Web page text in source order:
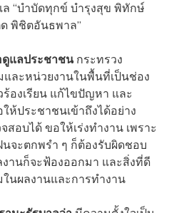
“บำบัดทุกข์ บำรุงสุข พิทักษ์
พิชิตอันธพาล”
ดูแลประชาชนกระทรวง
ละหน่วยงานในพื้นที่เป็นช่อง
องเรียน แก้ไขปัญหา และ
ห้ประชาชนเข้าถึงได้อย่าง
สอบได้ ขอให้เร่งทำงาน เพราะ
จะตกพรำ ๆ ก็ต้องรับผิดชอบ
านก็จะฟ้องออกมา และสิ่งที่ดี
นผลงานและการทำงาน